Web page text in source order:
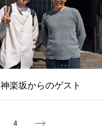
神楽坂からのゲスト
4